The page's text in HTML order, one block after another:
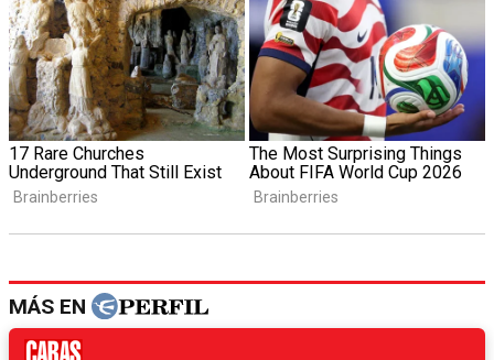
MÁS EN